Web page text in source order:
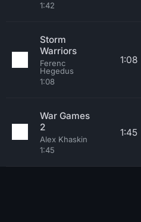
1:42
Storm
Warriors
Ferenc
Hegedus
1:08
1:08
War Games
2
Alex Khaskin
1:45
1:45